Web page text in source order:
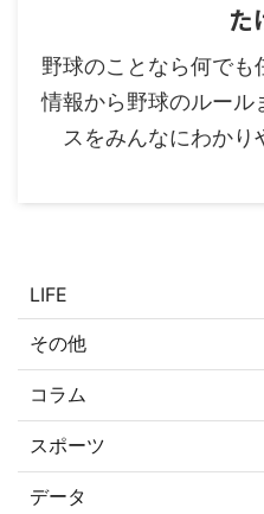
た
野球のことなら何で
情報から野球のルール
スをみんなにわかり
LIFE
その他
コラム
スポーツ
データ